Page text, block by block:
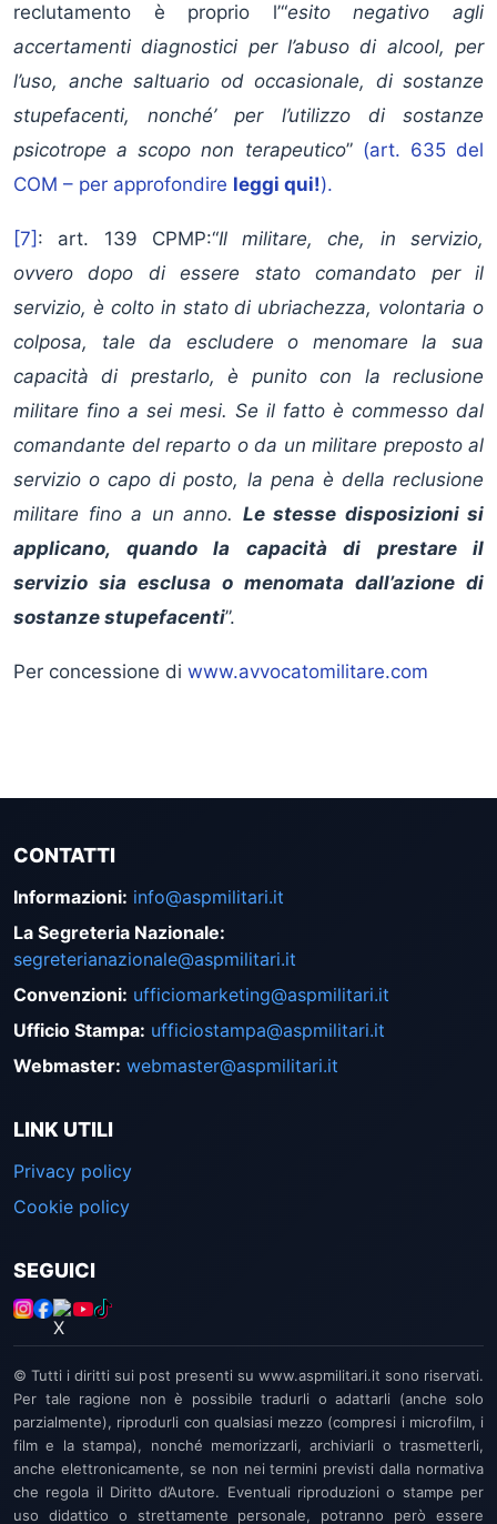
reclutamento è proprio l’“esito negativo agli
accertamenti diagnostici per l’abuso di alcool, per
l’uso, anche saltuario od occasionale, di sostanze
stupefacenti, nonché’ per l’utilizzo di sostanze
psicotrope a scopo non terapeutico” (art. 635 del
COM – per approfondire leggi qui!).
[7] : art. 139 CPMP:“Il militare, che, in servizio,
ovvero dopo di essere stato comandato per il
servizio, è colto in stato di ubriachezza, volontaria o
colposa, tale da escludere o menomare la sua
capacità di prestarlo, è punito con la reclusione
militare fino a sei mesi. Se il fatto è commesso dal
comandante del reparto o da un militare preposto al
servizio o capo di posto, la pena è della reclusione
militare fino a un anno. Le stesse disposizioni si
applicano, quando la capacità di prestare il
servizio sia esclusa o menomata dall’azione di
sostanze stupefacenti”.
Per concessione di www.avvocatomilitare.com
CONTATTI
Informazioni: info@aspmilitari.it
La Segreteria Nazionale:
segreterianazionale@aspmilitari.it
Convenzioni: ufficiomarketing@aspmilitari.it
Ufficio Stampa: ufficiostampa@aspmilitari.it
Webmaster: webmaster@aspmilitari.it
LINK UTILI
Privacy policy
Cookie policy
SEGUICI
© Tutti i diritti sui post presenti su www.aspmilitari.it sono riservati.
Per tale ragione non è possibile tradurli o adattarli (anche solo
parzialmente), riprodurli con qualsiasi mezzo (compresi i microfilm, i
film e la stampa), nonché memorizzarli, archiviarli o trasmetterli,
anche elettronicamente, se non nei termini previsti dalla normativa
che regola il Diritto d’Autore. Eventuali riproduzioni o stampe per
uso didattico o strettamente personale, potranno però essere